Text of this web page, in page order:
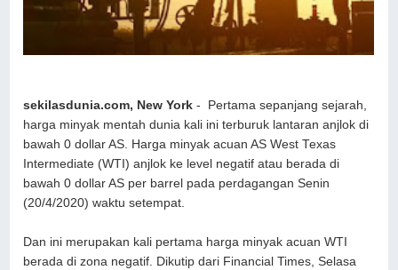
sekilasdunia.com, New York- Pertama sepanjang sejarah,
harga minyak mentah dunia kali ini terburuk lantaran anjlok di
bawah 0 dollar AS. Harga minyak acuan AS West Texas
Intermediate (WTI) anjlok ke level negatif atau berada di
bawah 0 dollar AS per barrel pada perdagangan Senin
(20/4/2020) waktu setempat.
Dan ini merupakan kali pertama harga minyak acuan WTI
berada di zona negatif. Dikutip dari Financial Times, Selasa